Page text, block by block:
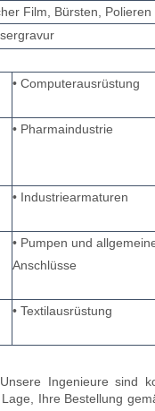
Film, Bürsten, Polieren
• Computerausrüstung
• Pharmaindustrie
• Industriearmaturen
• Pumpen und
Anschlüsse
• Textilausrüstung
Ingenieure sind
Ihre Bestellung